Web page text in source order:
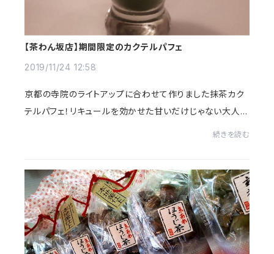
【茶わん坂店】期間限定のカクテルパフェ
2019/11/24 12:58
京都の寺院のライトアップに合わせて作りました抹茶カク
テルパフェ！リキュールを効かせた甘いだけじゃない大人の
続きを読む